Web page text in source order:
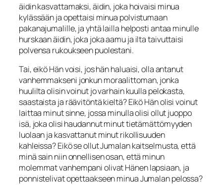
äidin kasvattamaksi, äidin, joka hoivaisi minua
kylässään ja opettaisi minua polvistumaan
pakanajumalille, ja yhtä lailla helposti antaa minulle
hurskaan äidin, joka joka aamu ja ilta taivuttaisi
polvensa rukoukseen puolestani.
Tai, eikö Hän voisi, jos hän haluaisi, olla antanut
vanhemmakseni jonkun moraalit­toman, jonka
huulilta olisin voinut jo varhain kuulla pelokasta,
saastaista ja räävi­töntä kieltä? Eikö Hän olisi voinut
laittaa minut sinne, jossa minulla olisi ollut juop­po
isä, joka olisi haudannut minut tietämättömyyden
luolaan ja kasvattanut minut rikollisuuden
kahleissa? Eikö se ollut Jumalan kaitselmusta, että
minä sain niin on­nellisen osan, että minun
molemmat vanhempani olivat Hänen lapsiaan, ja
ponnis­telivat opettaakseen minua Jumalan pelossa?